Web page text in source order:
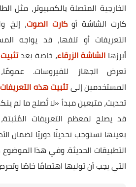
الخارجية المتصلة بالكمبيوتر، مثل
كارت الشاشة أوكارت الصوت، إلخ.
التعريفات أو تلفها، قد يواجه
أبرزها الشاشة الزرقاء، خاصة بعد
تعرض الجهاز للفيروسات.
المستخدمين إلىتثبيت هذه التعريفات
تحديث، متبعين مبدأ «لا تُصلح ما لم
قد يصلح لمعظم التعريفات
بعينها تستوجب تحديثًا دوريًا لضمان
التطبيقات الحديثة. وفي هذا
التي يجب أن توليها اهتمامًا خاصًا